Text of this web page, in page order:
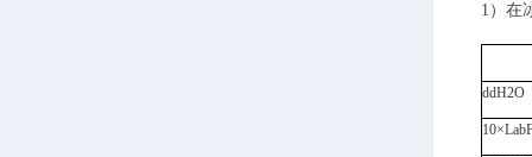
1） 在
ddH2O
10×